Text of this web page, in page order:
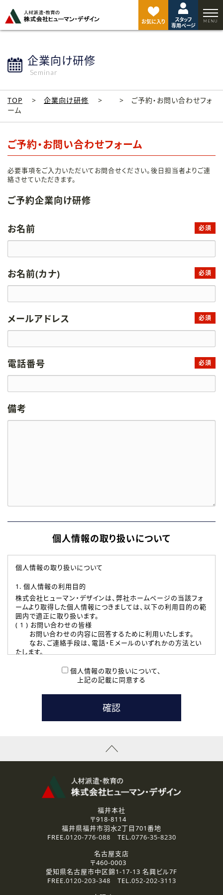
お気に入り
スタッフ
専用ページ
企業向け研修
Seminar
TOP 企業向け研修
ご予約・お問い合わせフォ
ーム
ご予約・お問い合わせフォーム
必要事項をご入力いただいてお問合せください。後日担当者よりご連
絡させていただきます。
ご予約企業向け研修
お名前 必須
お名前(カナ) 必須
メールアドレス 必須
電話番号 必須
備考
個人情報の取り扱いについて
個人情報の取り扱いについて
1. 個人情報の利用目的
株式会社ヒューマン・デザインは、弊社ホームページの当該フォ
ームより取得した個人情報につきましては、以下の利用目的の範
囲内で適正に取り扱います。
( 1 ) お問い合わせの皆様
お問い合わせの内容に回答するために利用いたします。
なお、ご連絡手段は、電話・Ｅメールのいずれかの方法とい
たします。
本登録に関するご連絡および本登録時の参考情報として利
たします。
( 3 ) スタッフ派遣を検討されている企業の皆様
お問い合わせの内容に回答するために利用いたします。
なお、ご連絡手段は、電話・Ｅメールのいずれかの方法とい
資料送付、受講相談に関するご連絡のために利用いたしま
その他、お問い合わせの内容に回答するために利用いたし
なお、ご連絡手段は、電話・Ｅメールのいずれかの方法とい
2.個人情報の第三者提供
ご提供いただいた個人情報は、法令等の規定に従う場合を除き、
3.個人情報の取り扱いの委託
弊社の定める個人情報保護の評価基準を満たした委託先に、個
人情報を委託する場合があります。
個人情報の取り扱いについて、
上記の記載に同意する
ジ
ト
福井本社
〒918-8114
福井県福井市羽水2丁目701番地
FREE.0120-776-088 TEL.0776-35-8230
名古屋支店
〒460-0003
愛知県名古屋市中区錦1-17-13 名興ビル7F
FREE.0120-203-348 TEL.052-202-3113